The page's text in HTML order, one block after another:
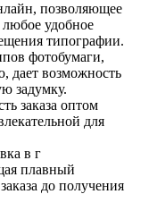
позволяющее
любое удобное
типографии.
фотобумаги,
дает возможность
задумку.
заказа оптом
для
в г
плавный
до получения